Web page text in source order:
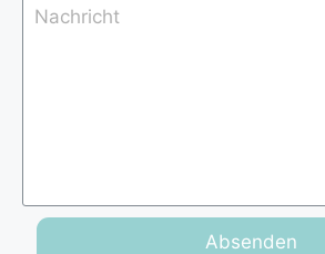
Absenden